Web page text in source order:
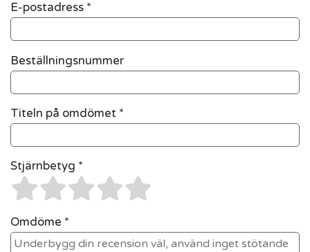
E-postadress *
Beställningsnummer
Titeln på omdömet *
Stjärnbetyg *
Omdöme *